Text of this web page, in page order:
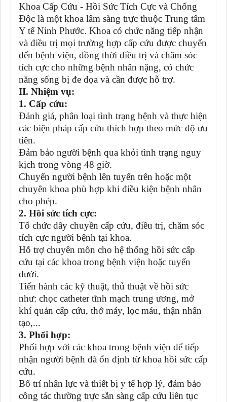
Khoa Cấp Cứu - Hồi Sức Tích Cực và Chống
Độc là một khoa lâm sàng trực thuộc Trung tâm
Y tế Ninh Phước. Khoa có chức năng tiếp nhận
và điều trị mọi trường hợp cấp cứu được chuyển
đến bệnh viện, đồng thời điều trị và chăm sóc
tích cực cho những bệnh nhân nặng, có chức
năng sống bị đe dọa và cần được hỗ trợ.
II. Nhiệm vụ:
1. Cấp cứu:
Đánh giá, phân loại tình trạng bệnh và thực hiện
các biện pháp cấp cứu thích hợp theo mức độ ưu
tiên.
Đảm bảo người bệnh qua khỏi tình trạng nguy
kịch trong vòng 48 giờ.
Chuyển người bệnh lên tuyến trên hoặc một
chuyên khoa phù hợp khi điều kiện bệnh nhân
cho phép.
2. Hồi sức tích cực:
Tổ chức dây chuyền cấp cứu, điều trị, chăm sóc
tích cực người bệnh tại khoa.
Hỗ trợ chuyên môn cho hệ thống hồi sức cấp
cứu tại các khoa trong bệnh viện hoặc tuyến
dưới.
Tiến hành các kỹ thuật, thủ thuật về hồi sức
như: chọc catheter tĩnh mạch trung ương, mở
khí quản cấp cứu, thở máy, lọc máu, thận nhân
tạo,...
3. Phối hợp:
Phối hợp với các khoa trong bệnh viện để tiếp
nhận người bệnh đã ổn định từ khoa hồi sức cấp
cứu.
Bố trí nhân lực và thiết bị y tế hợp lý, đảm bảo
công tác thường trực sẵn sàng cấp cứu liên tục